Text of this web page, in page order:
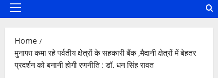
Primary
Home
मुनाफा कमा रहे पर्वतीय क्षेत्रों के सहकारी बैंक ,मैदानी क्षेत्रों में बेहतर
प्रदर्शन को बनानी होगी रणनीति : डॉ. धन सिंह रावत